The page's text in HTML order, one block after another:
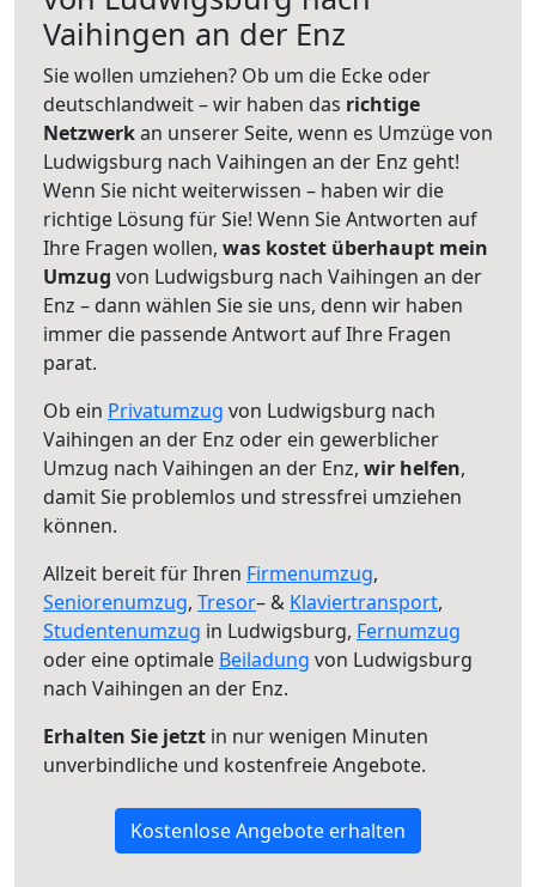
Vaihingen an der Enz
Sie wollen umziehen? Ob um die Ecke oder
deutschlandweit – wir haben das richtige
Netzwerkan unserer Seite, wenn es Umzüge von
Ludwigsburg nach Vaihingen an der Enz geht!
Wenn Sie nicht weiterwissen – haben wir die
richtige Lösung für Sie! Wenn Sie Antworten auf
Ihre Fragen wollen, was kostet überhaupt mein
Umzug von Ludwigsburg nach Vaihingen an der
Enz – dann wählen Sie sie uns, denn wir haben
immer die passende Antwort auf Ihre Fragen
parat.
Ob ein Privatumzug von Ludwigsburg nach
Vaihingen an der Enz oder ein gewerblicher
Umzug nach Vaihingen an der Enz, wir helfen,
damit Sie problemlos und stressfrei umziehen
können.
Allzeit bereit für Ihren Firmenumzug,
Seniorenumzug, Tresor– & Klaviertransport,
Studentenumzug in Ludwigsburg, Fernumzug
oder eine optimale Beiladung von Ludwigsburg
nach Vaihingen an der Enz.
Erhalten Sie jetzt in nur wenigen Minuten
unverbindliche und kostenfreie Angebote.
Kostenlose Angebote erhalten